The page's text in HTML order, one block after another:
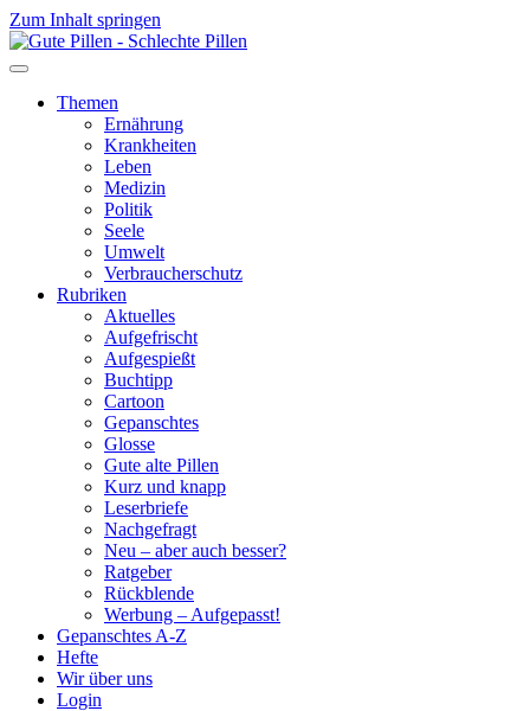
Zum Inhalt springen
Themen
Ernährung
Krankheiten
Leben
Medizin
Politik
Seele
Umwelt
Verbraucherschutz
Rubriken
Aktuelles
Aufgefrischt
Aufgespießt
Buchtipp
Cartoon
Gepanschtes
Glosse
Gute alte Pillen
Kurz und knapp
Leserbriefe
Nachgefragt
Neu – aber auch besser?
Ratgeber
Rückblende
Werbung – Aufgepasst!
Gepanschtes A-Z
Hefte
Wir über uns
Login